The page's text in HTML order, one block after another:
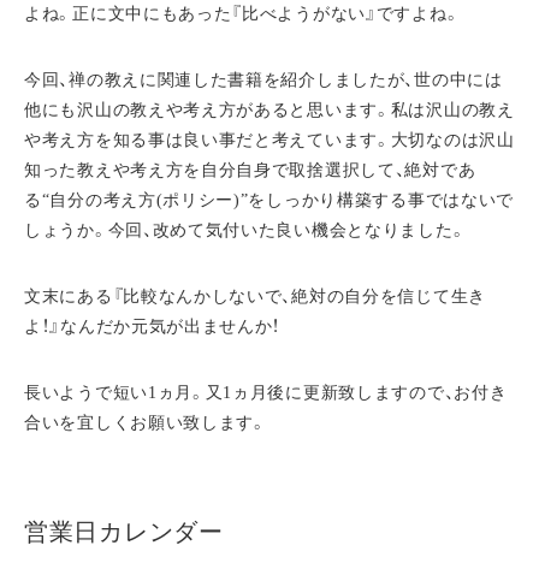
よね。正に文中にもあった『比べようがない』ですよね。
今回、禅の教えに関連した書籍を紹介しましたが、世の中には
他にも沢山の教えや考え方があると思います。私は沢山の教え
や考え方を知る事は良い事だと考えています。大切なのは沢山
知った教えや考え方を自分自身で取捨選択して、絶対であ
る“自分の考え方(ポリシー)”をしっかり構築する事ではないで
しょうか。今回、改めて気付いた良い機会となりました。
文末にある『比較なんかしないで、絶対の自分を信じて生き
よ！』なんだか元気が出ませんか！
長いようで短い1ヵ月。又1ヵ月後に更新致しますので、お付き
合いを宜しくお願い致します。
営業日カレンダー